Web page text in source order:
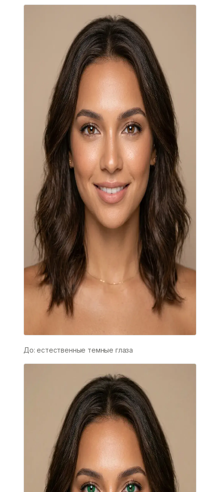
До: естественные темные глаза